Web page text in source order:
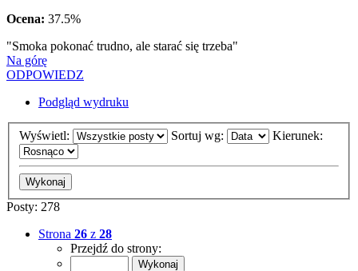
Ocena: 37.5%
"Smoka pokonać trudno, ale starać się trzeba"
Na górę
ODPOWIEDZ
Podgląd wydruku
Wyświetl: Sortuj wg: Kierunek:
Posty: 278
Strona 26 z 28
Przejdź do strony: